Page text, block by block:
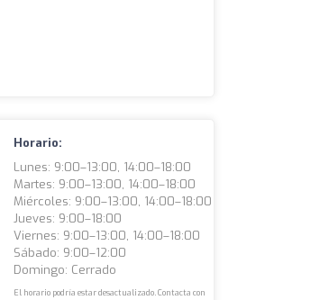
Horario:
Lunes: 9:00–13:00, 14:00–18:00
Martes: 9:00–13:00, 14:00–18:00
Miércoles: 9:00–13:00, 14:00–18:00
Jueves: 9:00–18:00
Viernes: 9:00–13:00, 14:00–18:00
Sábado: 9:00–12:00
Domingo: Cerrado
El horario podría estar desactualizado. Contacta con